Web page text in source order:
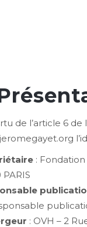
de l’article 6
:
PARIS
: OVH – 2